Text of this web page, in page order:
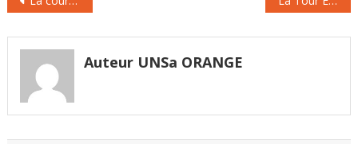
de
l’article
Auteur UNSa ORANGE